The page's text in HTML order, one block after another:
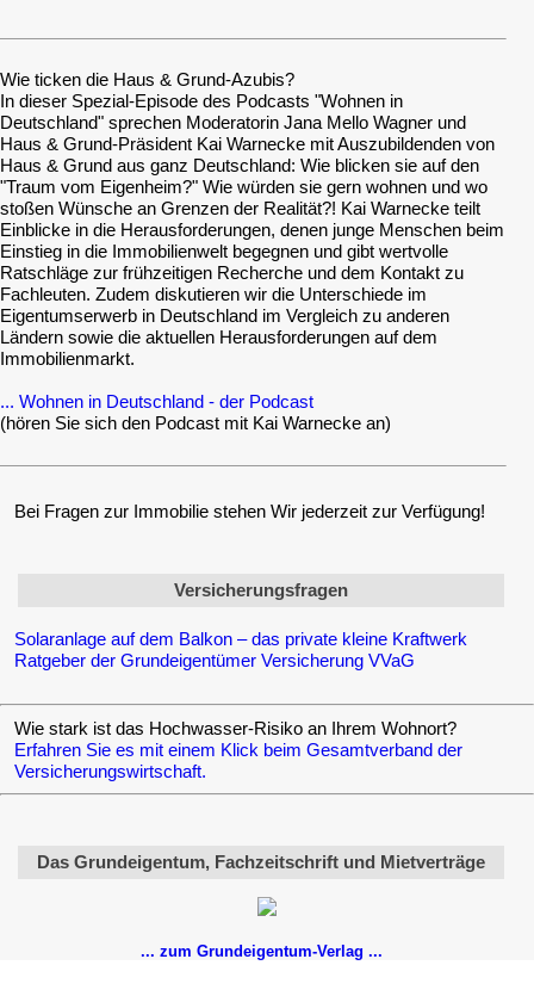
Wie ticken die Haus & Grund-Azubis?
In dieser Spezial-Episode des Podcasts "Wohnen in
Deutschland" sprechen Moderatorin Jana Mello Wagner und
Haus & Grund-Präsident Kai Warnecke mit Auszubildenden von
Haus & Grund aus ganz Deutschland: Wie blicken sie auf den
"Traum vom Eigenheim?" Wie würden sie gern wohnen und wo
stoßen Wünsche an Grenzen der Realität?! Kai Warnecke teilt
Einblicke in die Herausforderungen, denen junge Menschen beim
Einstieg in die Immobilienwelt begegnen und gibt wertvolle
Ratschläge zur frühzeitigen Recherche und dem Kontakt zu
Fachleuten. Zudem diskutieren wir die Unterschiede im
Eigentumserwerb in Deutschland im Vergleich zu anderen
Ländern sowie die aktuellen Herausforderungen auf dem
Immobilienmarkt.
... Wohnen in Deutschland - der Podcast
(hören Sie sich den Podcast mit Kai Warnecke an)
Bei Fragen zur Immobilie stehen Wir jederzeit zur Verfügung!
Versicherungsfragen
Solaranlage auf dem Balkon – das private kleine Kraftwerk
Ratgeber der Grundeigentümer Versicherung VVaG
Wie stark ist das Hochwasser-Risiko an Ihrem Wohnort?
Erfahren Sie es mit einem Klick beim Gesamtverband der
Versicherungswirtschaft.
Das Grundeigentum, Fachzeitschrift und Mietverträge
... zum Grundeigentum-Verlag ...